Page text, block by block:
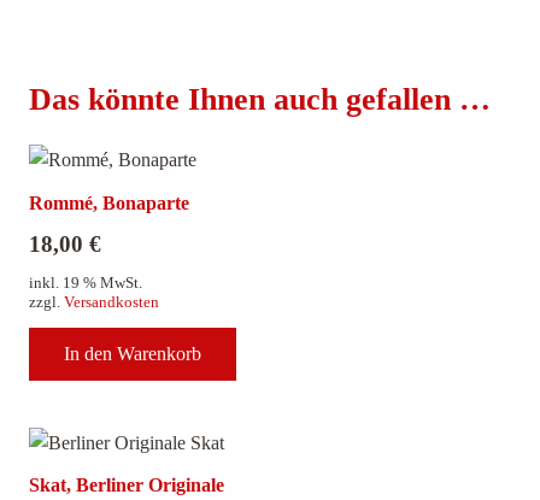
Das könnte Ihnen auch gefallen …
Rommé, Bonaparte
18,00 €
inkl. 19 % MwSt.
zzgl. Versandkosten
In den Warenkorb
Skat, Berliner Originale